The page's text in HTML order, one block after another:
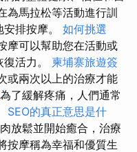
為馬拉松等活動進行訓
排按摩。 如何挑選
摩可以幫助您在活動或
活力。 柬埔寨旅遊簽
或兩次以上的治療才能
為了緩解疼痛，人們通常
SEO的真正意思是什
放鬆並開始癒合，治療
按摩稱為幸福和優質生